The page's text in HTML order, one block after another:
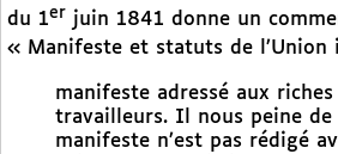
du 1er juin 1841 donne un
« Manifeste et statuts de l’Union
manifeste adressé aux
travailleurs. Il nous peine de
manifeste n’est pas rédigé